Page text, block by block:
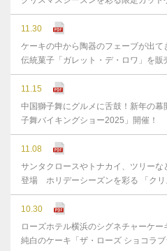
11.30
ケーキの中から陶器のフェーブが出
伝統菓子「ガレット・デ・ロワ」を販
11.15
中国獅子舞にグルメに舌鼓！新年の
子舞バイキングショー2025」開催！
11.08
サンタクロースやトナカイ、ツリー
登場 ホリデーシーズンを彩る 「クリ
10.30
ローズホテル横浜のシグネチャーケ
純白のケーキ「ザ・ローズ ショコラ